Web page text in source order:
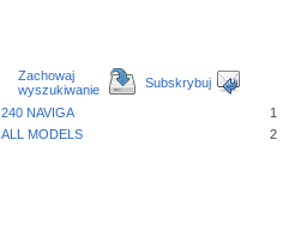
Zachowaj
wyszukiwanie
Subskrybuj
240 NAVIGA 1
ALL MODELS
2